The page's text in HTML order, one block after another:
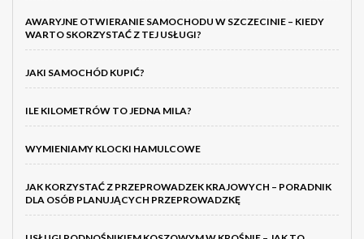
AWARYJNE OTWIERANIE SAMOCHODU W SZCZECINIE – KIEDY
WARTO SKORZYSTAĆ Z TEJ USŁUGI?
JAKI SAMOCHÓD KUPIĆ?
ILE KILOMETRÓW TO JEDNA MILA?
WYMIENIAMY KLOCKI HAMULCOWE
JAK KORZYSTAĆ Z PRZEPROWADZEK KRAJOWYCH – PORADNIK
DLA OSÓB PLANUJĄCYCH PRZEPROWADZKĘ